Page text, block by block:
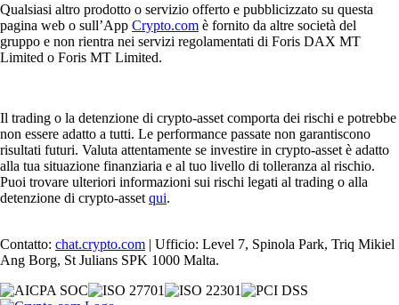
Qualsiasi altro prodotto o servizio offerto e pubblicizzato su questa
pagina web o sull’App Crypto.com è fornito da altre società del
gruppo e non rientra nei servizi regolamentati di Foris DAX MT
Limited o Foris MT Limited.
Il trading o la detenzione di crypto-asset comporta dei rischi e potrebbe
non essere adatto a tutti. Le performance passate non garantiscono
risultati futuri. Valuta attentamente se investire in crypto-asset è adatto
alla tua situazione finanziaria e al tuo livello di tolleranza al rischio.
Puoi trovare ulteriori informazioni sui rischi legati al trading o alla
detenzione di crypto-asset qui.
Contatto: chat.crypto.com | Ufficio: Level 7, Spinola Park, Triq Mikiel
Ang Borg, St Julians SPK 1000 Malta.